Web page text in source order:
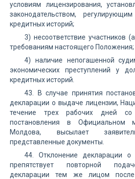
условиям лицензирования,
законодательством,
кредитных историй;
3) несоответствие участников
требованиям настоящего Положения;
4) наличие непогашенной
экономических преступлений у
кредитных историй.
43. В случае принятия
декларации о выдаче лицензии,
течение трех рабочих дней со
постановления в Официальном
Молдова, высылает
представленные документы.
44. Отклонение декларации
препятствует повторной
декларации тем же лицом после